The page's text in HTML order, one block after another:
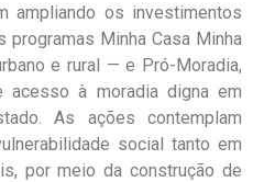
ampliando os investimentos
Minha Casa Minha
e rural — e Pró-Moradia,
acesso à moradia digna em
As ações contemplam
social tanto em
por meio da construção de